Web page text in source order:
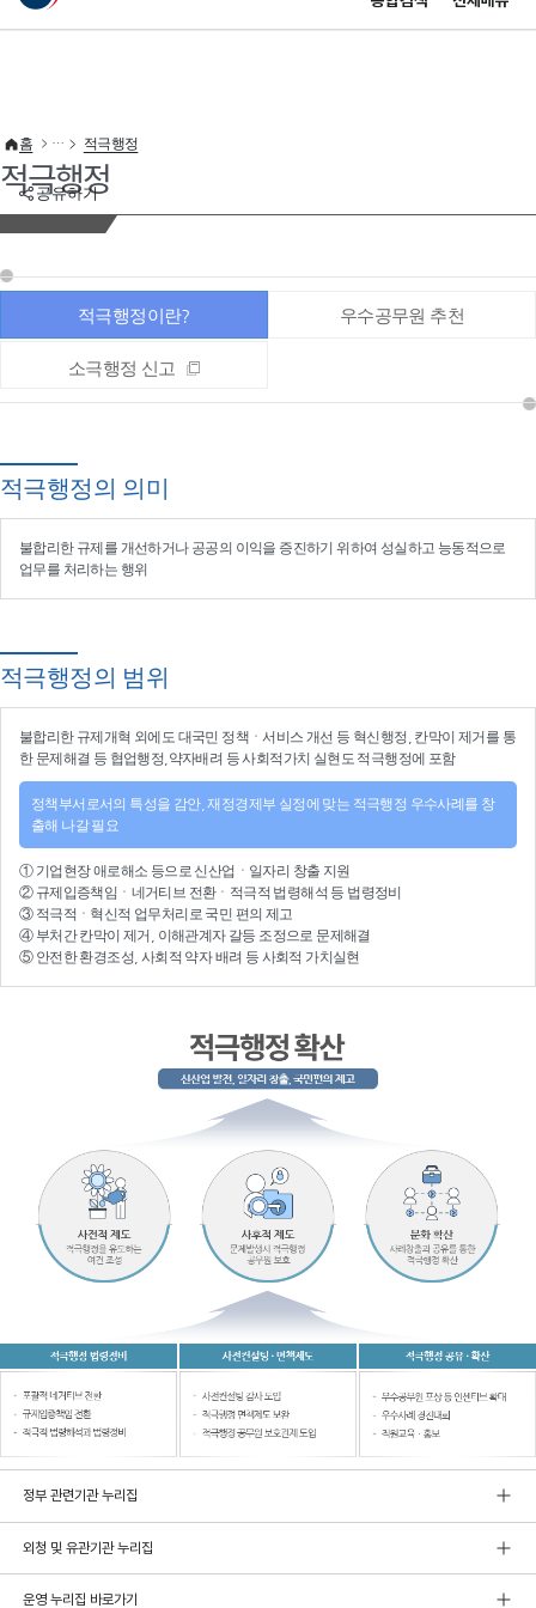
이 누리집은 대한민국 공식 전자정부 누리집입니다.
공유하기
홈 적극행정
적극행정
적극행정이란? 우수공무원 추천
소극행정 신고
적극행정의 의미
불합리한 규제를 개선하거나 공공의 이익을 증진하기 위하여 성실하고 능동적으로
업무를 처리하는 행위
적극행정의 범위
불합리한 규제개혁 외에도 대국민 정책ㆍ서비스 개선 등 혁신행정 , 칸막이 제거를 통
한 문제해결 등 협업행정 ,약자배려 등사회적가치 실현 도 적극행정에 포함
정책부서로서의 특성을 감안, 재정경제부 실정에 맞는 적극행정 우수사례를 창
출해 나갈 필요
① 기업현장 애로해소 등으로 신산업 ㆍ 일자리 창출 지원
② 규제입증책임 ㆍ 네거티브 전환ㆍ적극적 법령해석 등 법령정비
③ 적극적 ㆍ 혁신적 업무처리 로 국민 편의 제고
④ 부처간 칸막이 제거, 이해관계자 갈등 조정으로 문제해결
⑤ 안전한 환경조성, 사회적 약자 배려 등 사회적 가치실현
정부 관련기관 누리집
외청 및 유관기관 누리집
운영 누리집 바로가기